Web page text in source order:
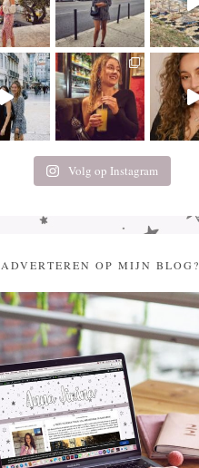
Volg op Instagram
ADVERTEREN OP MIJN BLOG?